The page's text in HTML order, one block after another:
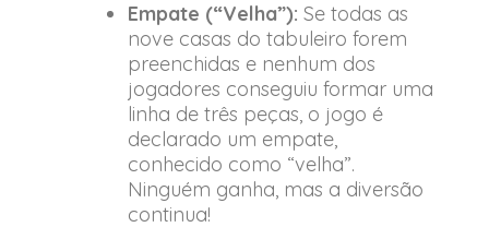
Empate (“Velha”): Se todas as
nove casas do tabuleiro forem
preenchidas e nenhum dos
jogadores conseguiu formar uma
linha de três peças, o jogo é
declarado um empate,
conhecido como “velha”.
Ninguém ganha, mas a diversão
continua!